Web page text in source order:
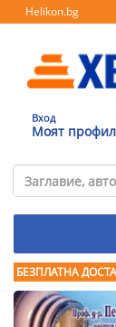
Helikon.bg
Вход
Моят профил
БЕЗПЛАТНА